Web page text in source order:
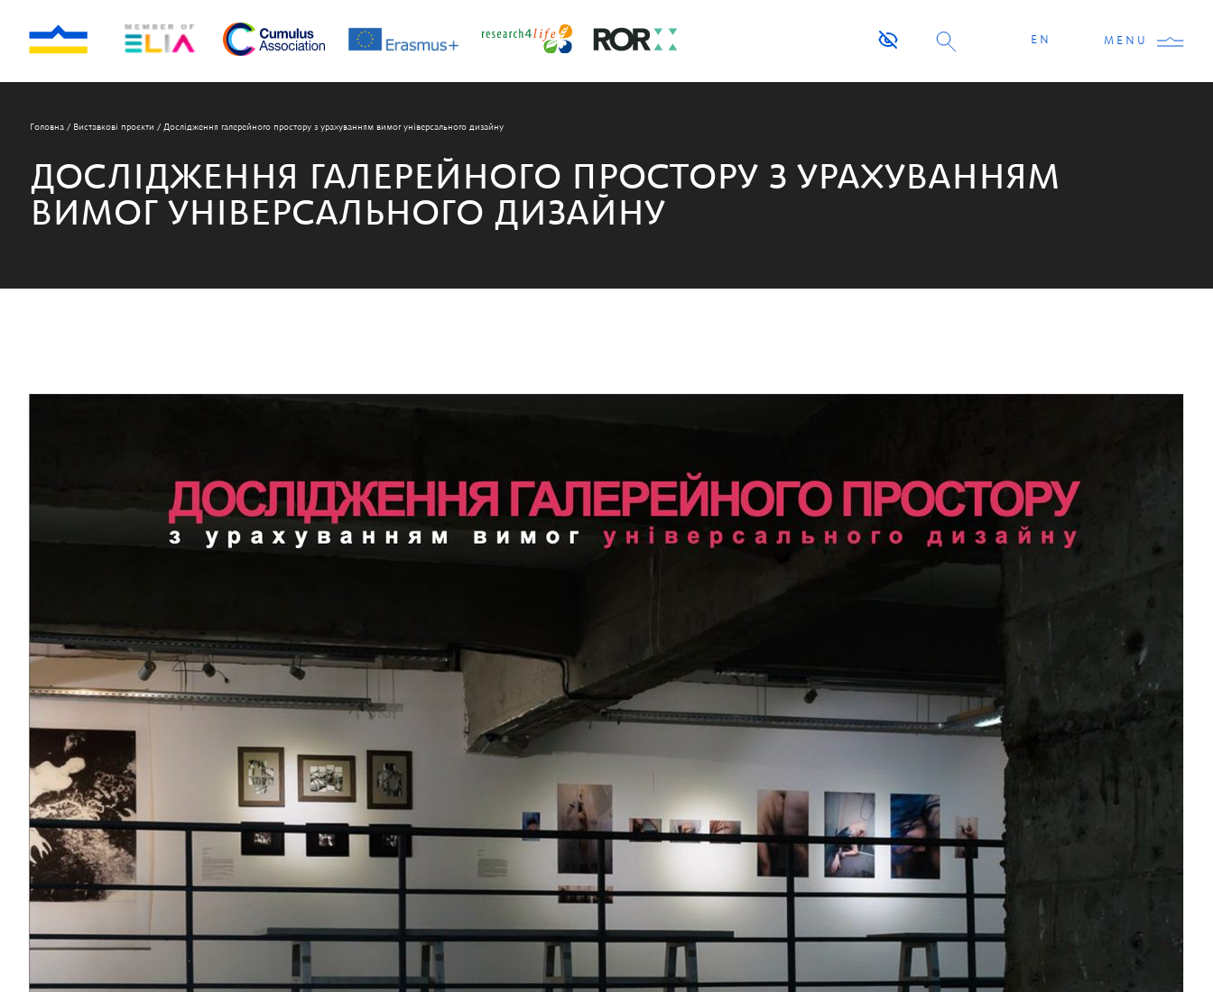
EN MENU
Головна / Виставкові проєкти / Дослідження галерейного простору з урахуванням вимог універсального дизайну
ДОСЛІДЖЕННЯ ГАЛЕРЕЙНОГО ПРОСТОРУ З УРАХУВАННЯМ
ВИМОГ УНІВЕРСАЛЬНОГО ДИЗАЙНУ